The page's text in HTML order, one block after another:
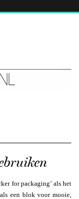
for packaging’ als het
een blok voor mooie,